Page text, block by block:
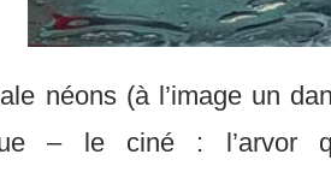
néons (à l’image un
– le ciné : l’arvor